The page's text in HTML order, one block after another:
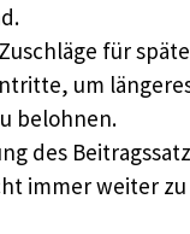
für
um
belohnen.
des
immer weiter